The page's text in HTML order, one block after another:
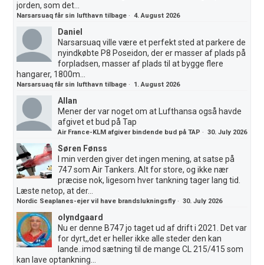
jorden, som det...
Narsarsuaq får sin lufthavn tilbage ·4. August 2026
Daniel
Narsarsuaq ville være et perfekt sted at parkere de
nyindkøbte P8 Poseidon, der er masser af plads på
forpladsen, masser af plads til at bygge flere
hangarer, 1800m...
Narsarsuaq får sin lufthavn tilbage · 1. August 2026
Allan
Mener der var noget om at Lufthansa også havde
afgivet et bud på Tap
Air France-KLM afgiver bindende bud på TAP ·30. July 2026
Søren Fønss
I min verden giver det ingen mening, at satse på
747 som Air Tankers. Alt for store, og ikke nær
præcise nok, ligesom hver tankning tager lang tid.
Læste netop, at der...
Nordic Seaplanes-ejer vil have brandslukningsfly ·30. July 2026
olyndgaard
Nu er denne B747 jo taget ud af drift i 2021. Det var
for dyrt,,det er heller ikke alle steder den kan
lande..imod sætning til de mange CL 215/415 som
kan lave optankning...